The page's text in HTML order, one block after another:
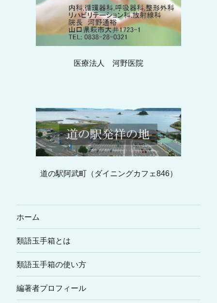
医療法人 河野医院
道の駅阿武町（ダイニングカフェ846）
ホーム
類語玉手箱とは
類語玉手箱の使い方
編著者プロフィール